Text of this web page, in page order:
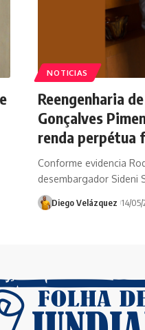
NOTICIAS
Reengenharia
Gonçalves
renda perpétua
Conforme evidencia
desembargador Sideni
Diego Velázquez 14/